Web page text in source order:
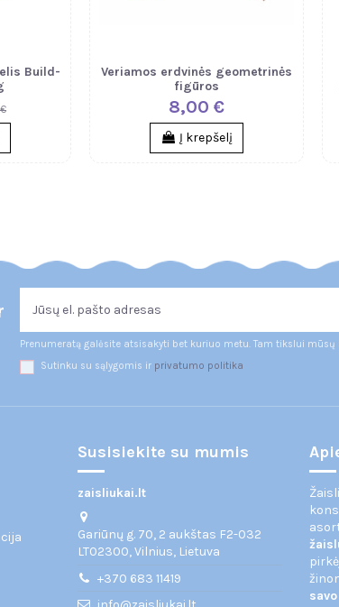
Build-
Veriamos erdvinės geometrinės
figūros
8,00 €
Į krepšelį
Prenumeratą galėsite atsisakyti bet kuriuo metu. Tam tikslui
Sutinku su sąlygomis ir privatumo politika
Susisiekite su mumis
zaisliukai.lt
Gariūnų g. 70, 2 aukštas F2-032
LT02300, Vilnius, Lietuva
+370 683 11419